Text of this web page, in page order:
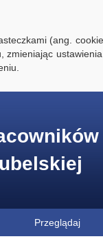
(ang.
zmieniając
Przeglądaj